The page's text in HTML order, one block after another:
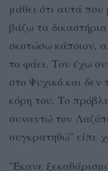
μάθει ότι αυτά
βάζω τα
σκοτώσω κάποιον,
το φάει. Τον έχω
στο Ψυχικό και δεν
κόρη του. Το
συναντώ τον
συγκρατηθώ" είπε
"Έκανε